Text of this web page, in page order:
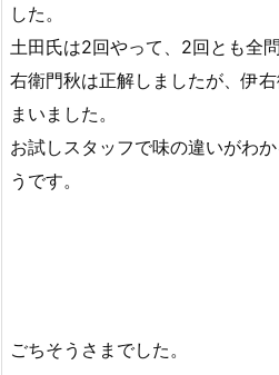
した。
土田氏は2回やって、2回とも全
右衛門秋は正解しましたが、伊
まいました。
お試しスタッフで味の違いがわ
うです。
ごちそうさまでした。